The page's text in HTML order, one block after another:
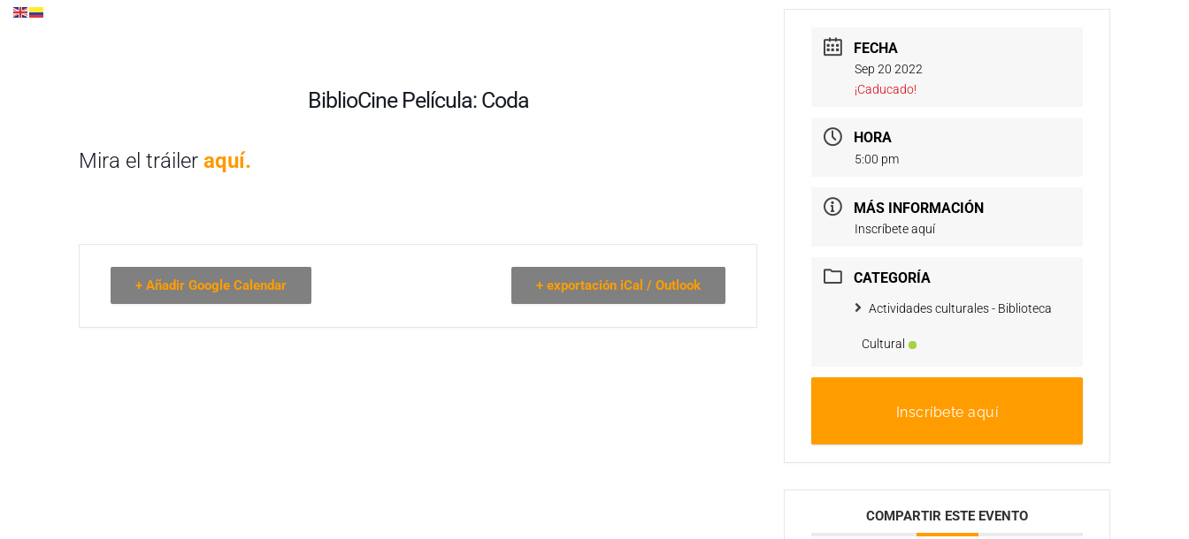
BiblioCine Película: Coda
Mira el tráiler aquí.
+ Añadir Google Calendar + exportación iCal / Outlook
FECHA
Sep 20 2022
¡Caducado!
HORA
5:00 pm
MÁS INFORMACIÓN
Inscríbete aquí
CATEGORÍA
Actividades culturales - Biblioteca
Cultural
Inscríbete aquí
COMPARTIR ESTE EVENTO